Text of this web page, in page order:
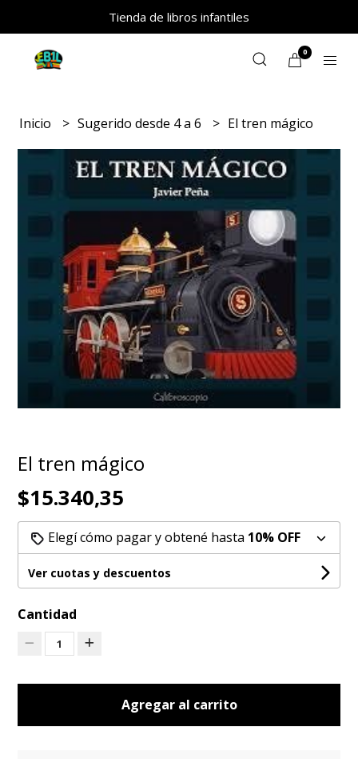
Tienda de libros infantiles
0
Inicio Sugerido desde 4 a 6 El tren mágico
El tren mágico
$15.340,35
Elegí cómo pagar y obtené hasta 10% OFF
Ver cuotas y descuentos
Cantidad
1
Agregar al carrito